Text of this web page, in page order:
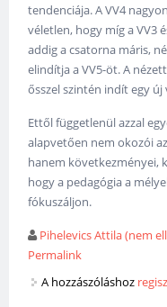
tendenciája. A VV4
véletlen, hogy míg a VV3
addig a csatorna máris,
elindítja a VV5-öt. A
ősszel szintén indít egy
Ettől függetlenül azzal
alapvetően nem okozói
hanem következményei,
hogy a pedagógia a
fókuszáljon.
Pihelevics Attila (nem
Permalink
A hozzászóláshoz